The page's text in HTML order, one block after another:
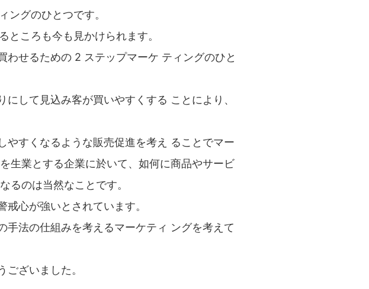
ングのひとつです。
ところも今も見かけられます。
せるための 2 ステップマーケ ティングのひと
して見込み客が買いやすくする ことにより、
やすくなるような販売促進を考え ることでマー
生業とする企業に於いて、如何に商品やサービ
るのは当然なことです。
心が強いとされています。
法の仕組みを考えるマーケティ ングを考えて
ざいました。